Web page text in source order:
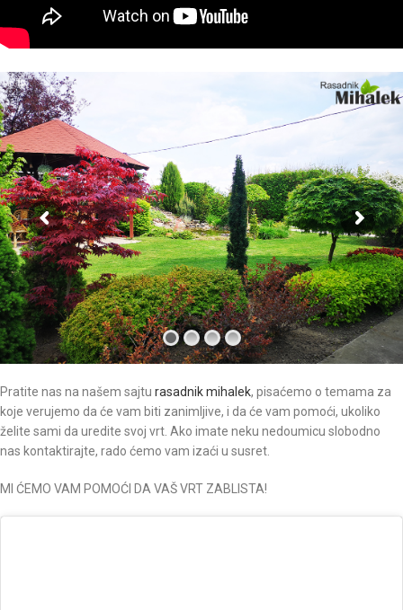
Pratite nas na našem sajtu rasadnik mihalek, pisaćemo o temama za
koje verujemo da će vam biti zanimljive, i da će vam pomoći, ukoliko
želite sami da uredite svoj vrt. Ako imate neku nedoumicu slobodno
nas kontaktirajte, rado ćemo vam izaći u susret.
MI ĆEMO VAM POMOĆI DA VAŠ VRT ZABLISTA!